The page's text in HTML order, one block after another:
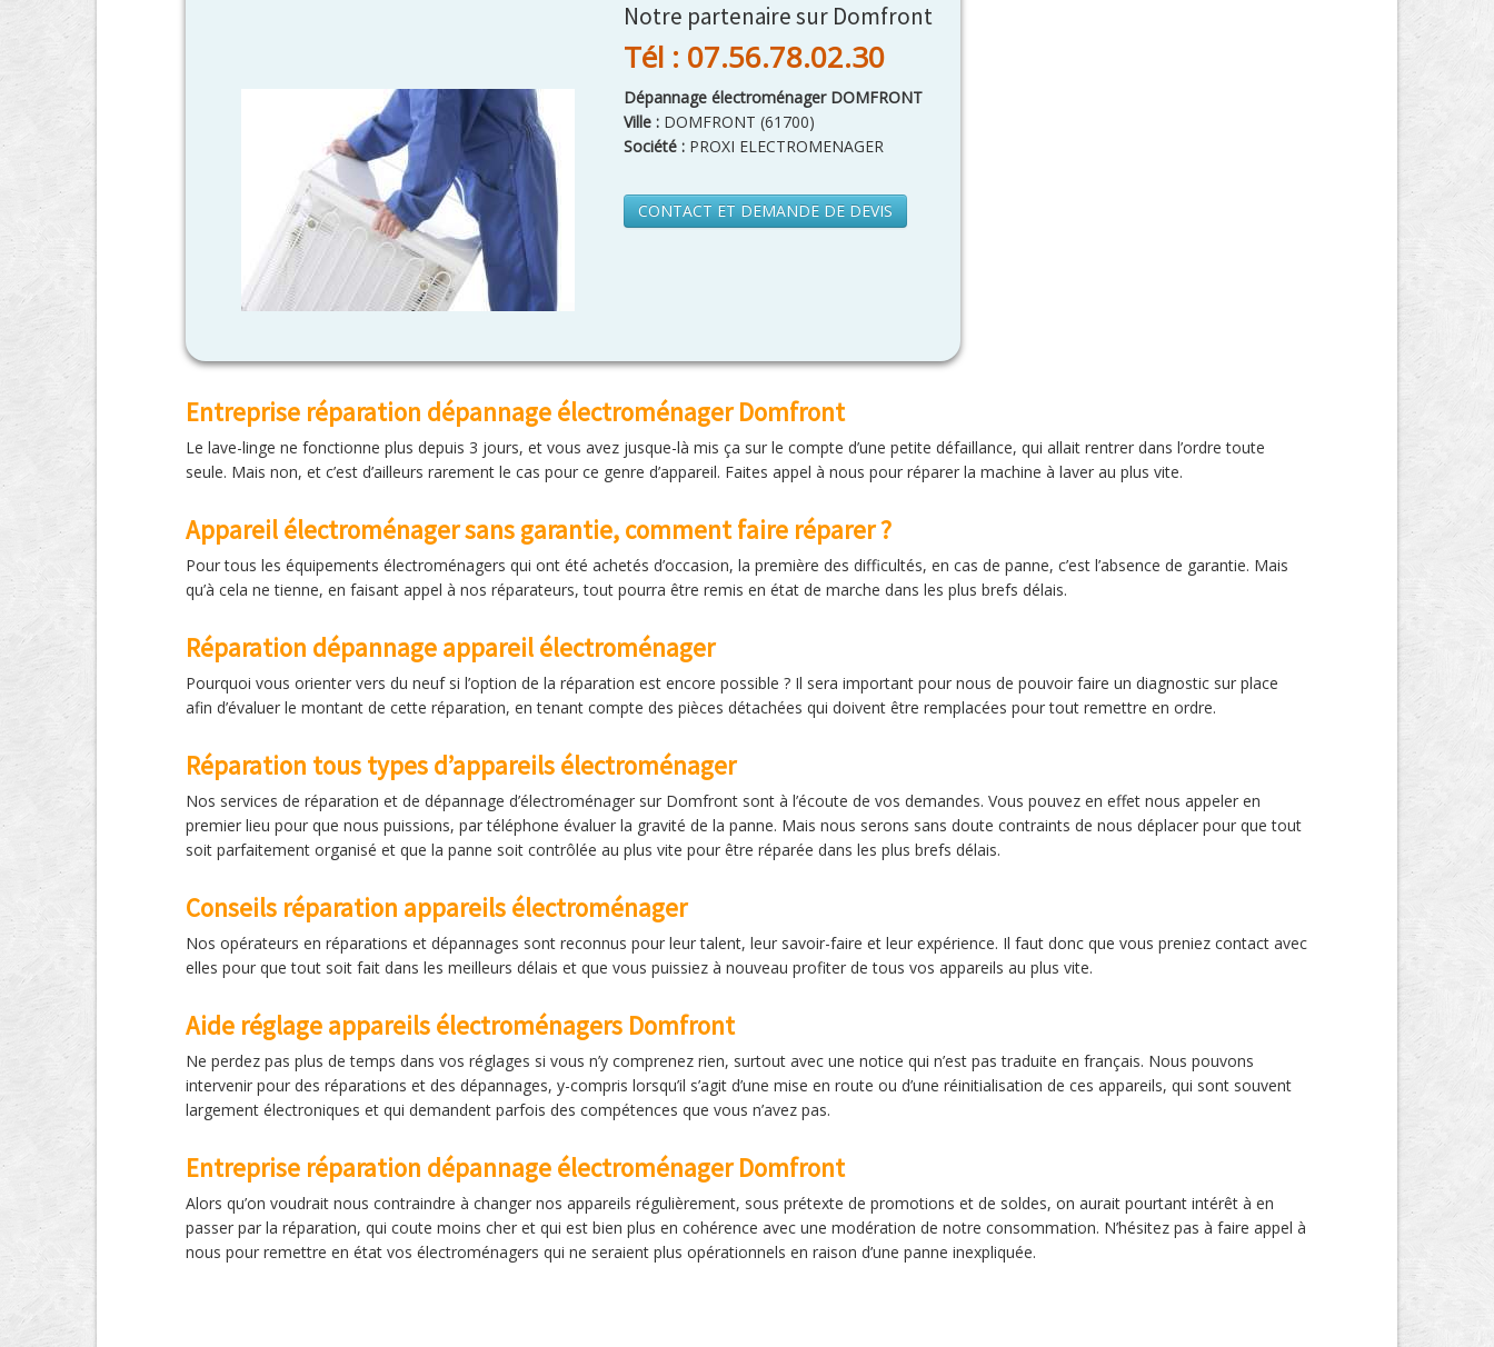
Notre partenaire sur Domfront
Tél : 07.56.78.02.30
Dépannage électroménager DOMFRONT
Ville : DOMFRONT (61700)
Société : PROXI ELECTROMENAGER
CONTACT ET DEMANDE DE DEVIS
Entreprise réparation dépannage électroménager Domfront
Le lave-linge ne fonctionne plus depuis 3 jours, et vous avez jusque-là mis ça sur le compte d’une petite défaillance, qui allait rentrer dans l’ordre toute
seule. Mais non, et c’est d’ailleurs rarement le cas pour ce genre d’appareil. Faites appel à nous pour réparer la machine à laver au plus vite.
Appareil électroménager sans garantie, comment faire réparer ?
Pour tous les équipements électroménagers qui ont été achetés d’occasion, la première des difficultés, en cas de panne, c’est l’absence de garantie. Mais
qu’à cela ne tienne, en faisant appel à nos réparateurs, tout pourra être remis en état de marche dans les plus brefs délais.
Réparation dépannage appareil électroménager
Pourquoi vous orienter vers du neuf si l’option de la réparation est encore possible ? Il sera important pour nous de pouvoir faire un diagnostic sur place
afin d’évaluer le montant de cette réparation, en tenant compte des pièces détachées qui doivent être remplacées pour tout remettre en ordre.
Réparation tous types d’appareils électroménager
Nos services de réparation et de dépannage d’électroménager sur Domfront sont à l’écoute de vos demandes. Vous pouvez en effet nous appeler en
premier lieu pour que nous puissions, par téléphone évaluer la gravité de la panne. Mais nous serons sans doute contraints de nous déplacer pour que tout
soit parfaitement organisé et que la panne soit contrôlée au plus vite pour être réparée dans les plus brefs délais.
Conseils réparation appareils électroménager
Nos opérateurs en réparations et dépannages sont reconnus pour leur talent, leur savoir-faire et leur expérience. Il faut donc que vous preniez contact avec
elles pour que tout soit fait dans les meilleurs délais et que vous puissiez à nouveau profiter de tous vos appareils au plus vite.
Aide réglage appareils électroménagers Domfront
Ne perdez pas plus de temps dans vos réglages si vous n’y comprenez rien, surtout avec une notice qui n’est pas traduite en français. Nous pouvons
intervenir pour des réparations et des dépannages, y-compris lorsqu’il s’agit d’une mise en route ou d’une réinitialisation de ces appareils, qui sont souvent
largement électroniques et qui demandent parfois des compétences que vous n’avez pas.
Entreprise réparation dépannage électroménager Domfront
Alors qu’on voudrait nous contraindre à changer nos appareils régulièrement, sous prétexte de promotions et de soldes, on aurait pourtant intérêt à en
passer par la réparation, qui coute moins cher et qui est bien plus en cohérence avec une modération de notre consommation. N’hésitez pas à faire appel à
nous pour remettre en état vos électroménagers qui ne seraient plus opérationnels en raison d’une panne inexpliquée.